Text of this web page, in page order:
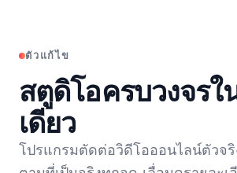
ตัวแก้ไข
สตูดิโอครบวงจร
เดียว
โปรแกรมตัดต่อวิดีโอออนไลน์ตัวจ